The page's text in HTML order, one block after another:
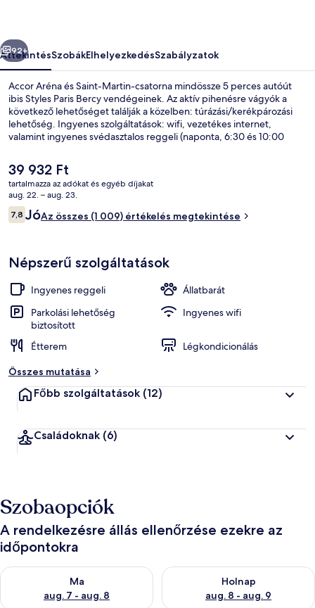
Következő
92+
ÁttekintésSzobákElhelyezkedésSzabályzatok
Accor Aréna és Saint-Martin-csatorna mindössze 5 perces autóút
ibis Styles Paris Bercy vendégeinek. Az aktív pihenésre vágyók a
következő lehetőséget találják a közelben: túrázási/kerékpározási
lehetőség. Ingyenes szolgáltatások: wifi, vezetékes internet,
valamint ingyenes svédasztalos reggeli (naponta, 6:30 és 10:00
utazók szeretik a hely következó jellemzőit: segítőkész személyzet.
Rövid sétával megközelíthető a tömegközlekedés: Bercy
metróállomás 3 perc, Cour Saint-Émilion metróállomás pedig 9 perc
séta.
A
jelenlegi
ár
39 932 Ft
39 932 Ft
tartalmazza az adókat és egyéb díjakat
aug. 22. – aug. 23.
Értékelések
7,87,8 ennyiből: 10
JóAz összes (1 009) értékelés megtekintése
Népszerű szolgáltatások
Ingyenes reggeli
Állatbarát
Parkolási lehetőség
biztosított
Ingyenes wifi
Étterem
Légkondicionálás
Összes mutatása
Főbb szolgáltatások (12)
Családoknak (6)
Szobaopciók
A rendelkezésre állás ellenőrzése ezekre az
időpontokra
Ma
aug. 7 - aug. 8
A ma esti rendelkezésre állás ellenőrzése: aug. 7 - aug. 8
Holnap
aug. 8 - aug. 9
A holnapi rendelkezésre állás